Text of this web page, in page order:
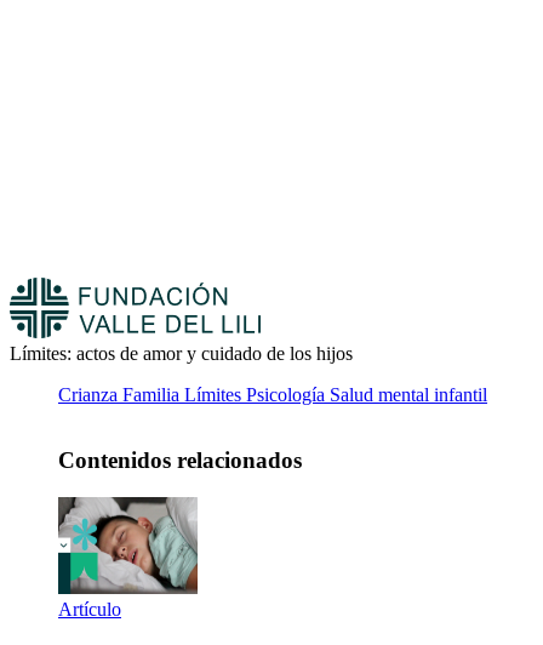
Límites: actos de amor y cuidado de los hijos
Crianza Familia Límites Psicología Salud mental infantil
Contenidos relacionados
Artículo